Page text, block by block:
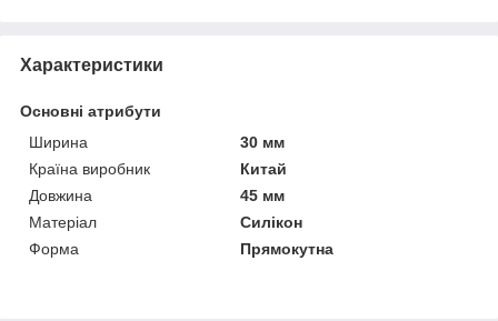
Характеристики
Основні атрибути
Ширина
30 мм
Країна виробник
Китай
Довжина
45 мм
Матеріал
Силікон
Форма
Прямокутна